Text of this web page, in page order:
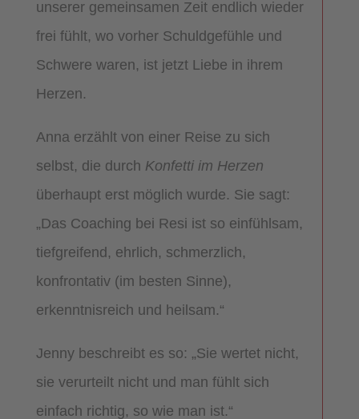
unserer gemeinsamen Zeit endlich wieder
frei fühlt, wo vorher Schuldgefühle und
Schwere waren, ist jetzt Liebe in ihrem
Herzen.
Anna erzählt von einer Reise zu sich
selbst, die durch Konfetti im Herzen
überhaupt erst möglich wurde. Sie sagt:
„Das Coaching bei Resi ist so einfühlsam,
tiefgreifend, ehrlich, schmerzlich,
konfrontativ (im besten Sinne),
erkenntnisreich und heilsam.“
Jenny beschreibt es so: „Sie wertet nicht,
sie verurteilt nicht und man fühlt sich
einfach richtig, so wie man ist.“